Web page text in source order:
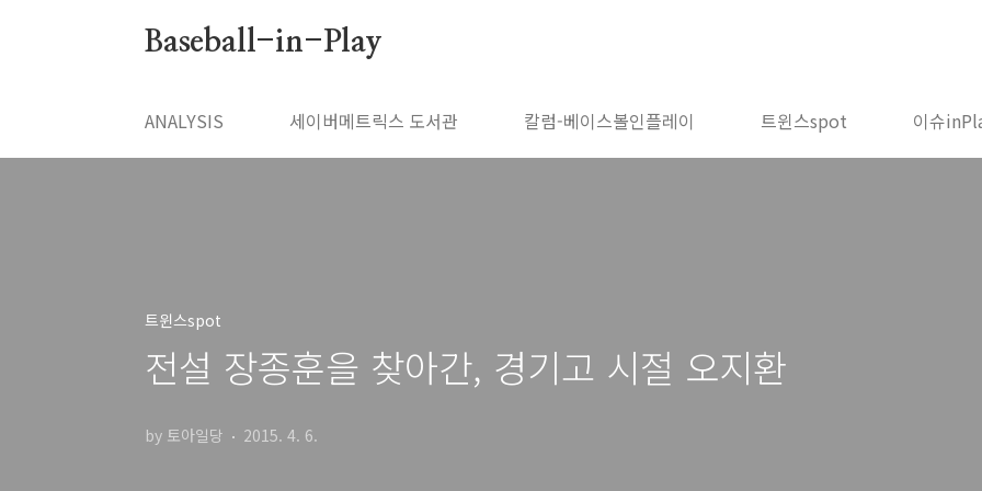
Baseball-in-Play
ANALYSIS 세이버메트릭스 도서관 칼럼-베이스볼인플레이 트윈스spot 이슈
트윈스spot
전설 장종훈을 찾아간, 경기고 시절 오지환
by 토아일당 2015. 4. 6.